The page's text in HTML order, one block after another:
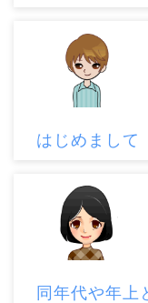
はじめまして
同年代や年上